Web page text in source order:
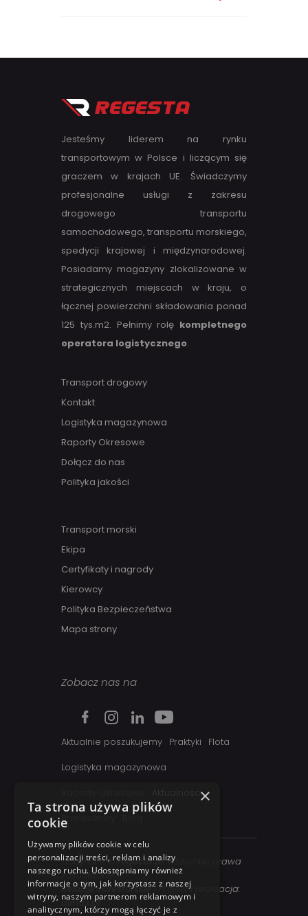
Jesteśmy liderem na rynku
transportowym w Polsce i liczącym się
graczem w krajach UE. Świadczymy
profesjonalne usługi z zakresu
drogowego transportu
samochodowego, transportu morskiego,
spedycji krajowej i międzynarodowej.
Posiadamy magazyny zlokalizowane w
strategicznych miejscach w kraju, o
łącznej powierzchni składowania ponad
125 tys.m2. Pełnimy rolę kompletnego
operatora logistycznego.
Transport drogowy
Kontakt
Logistyka magazynowa
Raporty Okresowe
Dołącz do nas
Polityka jakości
Transport morski
Ekipa
Certyfikaty i nagrody
Kierowcy
Polityka Bezpieczeństwa
Mapa strony
Zobacz nas na
Aktualnie poszukujemy Praktyki
Flota
Logistyka magazynowa
Aktualności
Przewoźnicy
Blog
Copyright ©regesta.pl. Wszystkie prawa
zastrzezone
Relacje inwestorskie| Projekt i realizacja:
dimax.pl
×
Ta strona używa plików
cookie
Używamy plików cookie w celu
personalizacji treści, reklam i analizy
naszego ruchu. Udostępniamy również
informacje o tym, jak korzystasz z naszej
witryny, naszym partnerom reklamowym i
analitycznym, którzy mogą łączyć je z